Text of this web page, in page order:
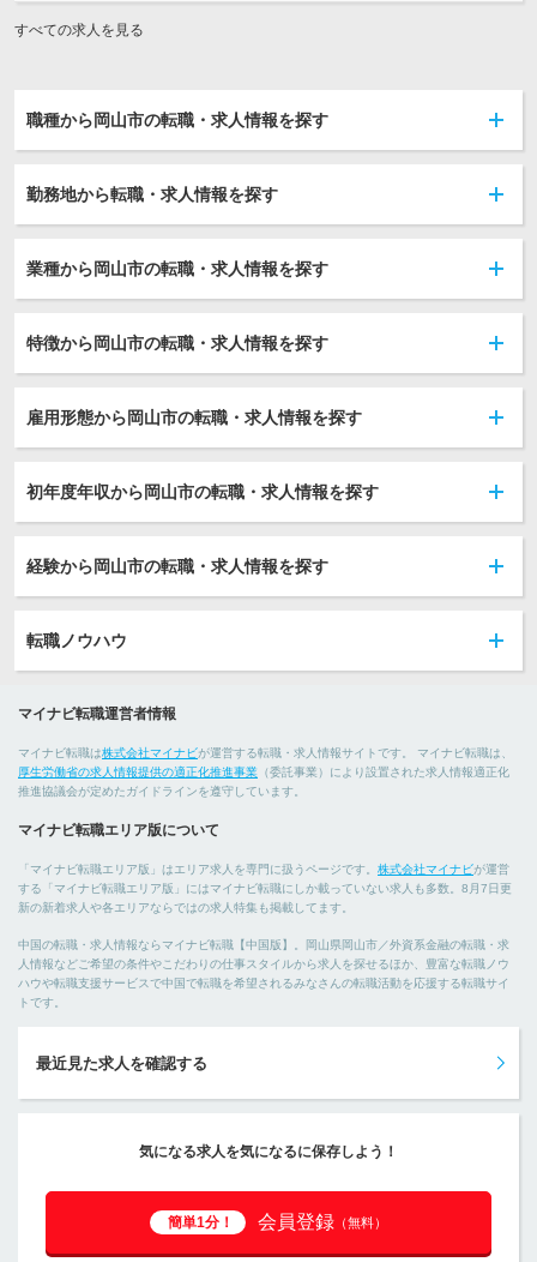
すべての求人を見る
職種から岡山市の転職・求人情報を探す
勤務地から転職・求人情報を探す
業種から岡山市の転職・求人情報を探す
特徴から岡山市の転職・求人情報を探す
雇用形態から岡山市の転職・求人情報を探す
初年度年収から岡山市の転職・求人情報を探す
経験から岡山市の転職・求人情報を探す
転職ノウハウ
マイナビ転職運営者情報
マイナビ転職は株式会社マイナビが運営する転職・求人情報サイトです。 マイナビ転職は、
厚生労働省の求人情報提供の適正化推進事業 （委託事業）により設置された求人情報適正化
推進協議会が定めたガイドラインを遵守しています。
マイナビ転職エリア版について
「マイナビ転職エリア版」はエリア求人を専門に扱うページです。 株式会社マイナビが運営
する「マイナビ転職エリア版」にはマイナビ転職にしか載っていない求人も多数。8月7日更
新の新着求人や各エリアならではの求人特集も掲載してます。
中国の転職・求人情報ならマイナビ転職【中国版】。岡山県岡山市／外資系金融の転職・求
人情報などご希望の条件やこだわりの仕事スタイルから求人を探せるほか、豊富な転職ノウ
ハウや転職支援サービスで中国で転職を希望されるみなさんの転職活動を応援する転職サイ
トです。
最近見た求人を確認する
気になる求人を気になるに保存しよう！
簡単1分！ 会員登録 （無料）